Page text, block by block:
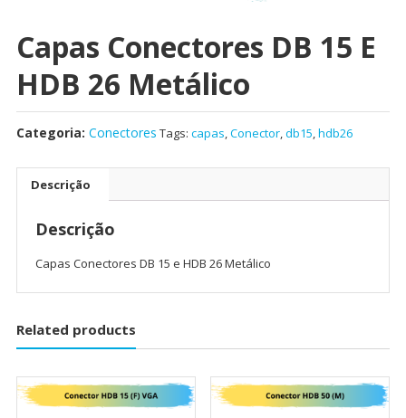
Capas Conectores DB 15 E
HDB 26 Metálico
Categoria: Conectores Tags: capas,Conector,db15,hdb26
Descrição
Descrição
Capas Conectores DB 15 e HDB 26 Metálico
Related products